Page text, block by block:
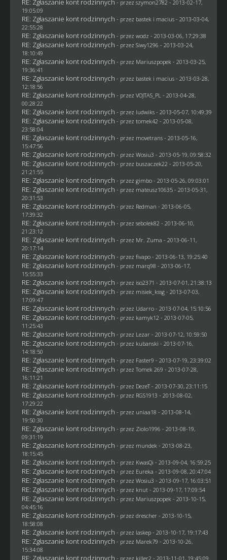
RE: Zgłaszanie kont rodzinnych - przez szymon2782 - 2013-02-17,
19:05:09
RE: Zgłaszanie kont rodzinnych - przez bastek i macius- 2013-03-04,
22:55:28
RE: Zgłaszanie kont rodzinnych - przez wodz - 2013-03-06, 17:29:38
RE: Zgłaszanie kont rodzinnych - przez Siwy1296 - 2013-03-24,
18:10:49
RE: Zgłaszanie kont rodzinnych - przez Mariuszpopek - 2013-03-25,
19:36:41
RE: Zgłaszanie kont rodzinnych - przez bastek i macius- 2013-03-28,
12:18:56
RE: Zgłaszanie kont rodzinnych - przez VOJTAS_PL- 2013-04-28,
00:28:22
RE: Zgłaszanie kont rodzinnych - przez ludwiks- 2013-05-07, 10:49:39
RE: Zgłaszanie kont rodzinnych - przez tomek42 - 2013-05-08,
23:58:04
RE: Zgłaszanie kont rodzinnych - przez movetrans- 2013-05-16,
15:47:56
RE: Zgłaszanie kont rodzinnych - przez Wosiu3 - 2013-05-19, 09:58:32
RE: Zgłaszanie kont rodzinnych - przez buszaczek22 - 2013-05-20,
21:21:55
RE: Zgłaszanie kont rodzinnych - przez gimbo- 2013-05-26, 09:03:01
RE: Zgłaszanie kont rodzinnych - przez mateusz10635- 2013-05-31,
20:31:53
RE: Zgłaszanie kont rodzinnych - przez Redman - 2013-06-05,
17:39:32
RE: Zgłaszanie kont rodzinnych - przez sebolek82 - 2013-06-10,
21:23:12
RE: Zgłaszanie kont rodzinnych - przez Mr. Zuma - 2013-06-11,
20:17:14
RE: Zgłaszanie kont rodzinnych - przez fivapo- 2013-06-13, 19:25:40
RE: Zgłaszanie kont rodzinnych - przez marq98 - 2013-06-17,
15:55:33
RE: Zgłaszanie kont rodzinnych - przez iso2371 - 2013-07-01, 21:38:13
RE: Zgłaszanie kont rodzinnych - przez misiek_kssg- 2013-07-03,
17:09:47
RE: Zgłaszanie kont rodzinnych - przez Udarro- 2013-07-04, 15:10:56
RE: Zgłaszanie kont rodzinnych - przez kamyk12 - 2013-07-05,
11:25:43
RE: Zgłaszanie kont rodzinnych - przez Lezar- 2013-07-12, 10:59:50
RE: Zgłaszanie kont rodzinnych - przez kubanski - 2013-07-16,
14:18:50
RE: Zgłaszanie kont rodzinnych - przez Faster9 - 2013-07-19, 23:39:02
RE: Zgłaszanie kont rodzinnych - przezTomek 269 - 2013-07-28,
16:11:21
RE: Zgłaszanie kont rodzinnych - przez DezeT- 2013-07-30, 23:11:15
RE: Zgłaszanie kont rodzinnych - przez RGS1913 - 2013-08-02,
17:29:22
RE: Zgłaszanie kont rodzinnych - przez uniaa18 - 2013-08-14,
19:50:30
RE: Zgłaszanie kont rodzinnych - przez Ziolo1996 - 2013-08-19,
09:31:19
RE: Zgłaszanie kont rodzinnych - przez mundek- 2013-08-23,
18:15:45
RE: Zgłaszanie kont rodzinnych - przez KwasQi - 2013-09-04, 16:59:25
RE: Zgłaszanie kont rodzinnych - przez Eureka - 2013-09-08, 20:47:04
RE: Zgłaszanie kont rodzinnych - przez Wosiu3 - 2013-09-17, 16:03:51
RE: Zgłaszanie kont rodzinnych - przez knut- 2013-09-17, 17:09:54
RE: Zgłaszanie kont rodzinnych - przez Mariuszpopek - 2013-10-15,
04:45:16
RE: Zgłaszanie kont rodzinnych - przez drescher- 2013-10-15,
18:58:08
RE: Zgłaszanie kont rodzinnych - przez laskep- 2013-10-17, 19:17:43
RE: Zgłaszanie kont rodzinnych - przez Marek79 - 2013-10-26,
15:34:08
RE: Zgłaszanie kont rodzinnych - przez killer2 - 2013-11-01, 19:45:09